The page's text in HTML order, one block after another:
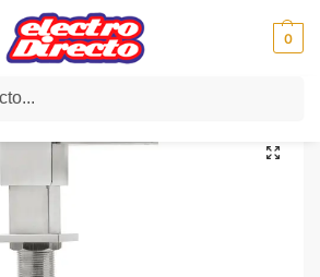
0
Varios gama blanca